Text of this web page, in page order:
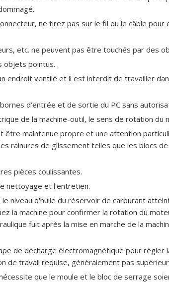
ne tirez pas sur le fil ou le câble pour
etc. ne peuvent pas être touchés par des
objets pointus. .
endroit ventilé et il est interdit de travailler
d'entrée et de sortie du PC sans
de la machine-outil, le sens de rotation
être maintenue propre et une attention
rainures de glissement telles que les blocs
pièces coulissantes.
nettoyage et l'entretien.
niveau d'huile du réservoir de carburant
la machine pour confirmer la rotation du
fuit après la mise en marche de la
de décharge électromagnétique pour régler
de travail requise, généralement pas
que le moule et le bloc de serrage